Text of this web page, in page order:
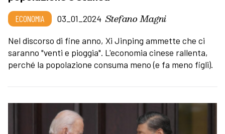
ECONOMIA 03_01_2024 Stefano Magni
Nel discorso di fine anno, Xi Jinping ammette che ci
saranno "venti e pioggia". L'economia cinese rallenta,
perché la popolazione consuma meno (e fa meno figli).